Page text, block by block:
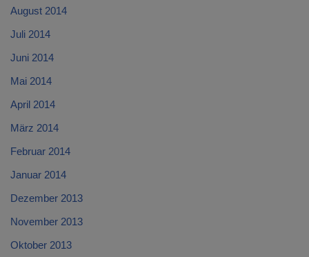
August 2014
Juli 2014
Juni 2014
Mai 2014
April 2014
März 2014
Februar 2014
Januar 2014
Dezember 2013
November 2013
Oktober 2013